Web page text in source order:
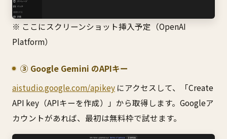
※ ここにスクリーンショット挿入予定（OpenAI
Platform）
③ Google Gemini のAPIキー
aistudio.google.com/apikey にアクセスして、「Create
API key（APIキーを作成）」から取得します。Googleア
カウントがあれば、最初は無料枠で試せます。